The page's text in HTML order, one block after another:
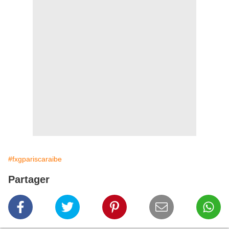
#fxgpariscaraibe
Partager